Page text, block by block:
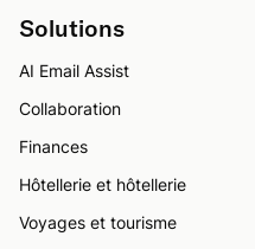
Solutions
AI Email Assist
Collaboration
Finances
Hôtellerie et hôtellerie
Voyages et tourisme